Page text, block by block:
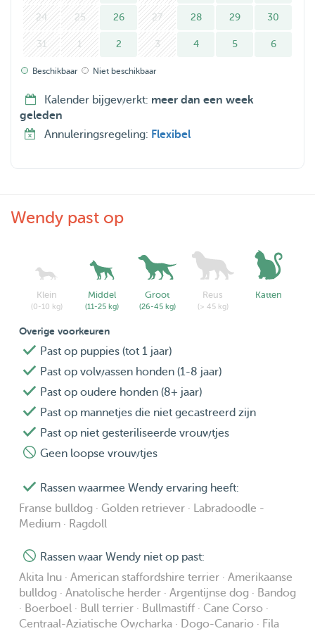
24 25 26 27 28 29 30
31 1 2 3 4 5 6
Beschikbaar Niet beschikbaar
Kalender bijgewerkt: meer dan een week
geleden
Annuleringsregeling: Flexibel
Wendy past op
Klein
(0-10 kg)
Middel
(11-25 kg)
Groot
(26-45 kg)
Reus
(> 45 kg)
Katten
Overige voorkeuren
Past op puppies (tot 1 jaar)
Past op volwassen honden (1-8 jaar)
Past op oudere honden (8+ jaar)
Past op mannetjes die niet gecastreerd zijn
Past op niet gesteriliseerde vrouwtjes
Geen loopse vrouwtjes
Rassen waarmee Wendy ervaring heeft:
Franse bulldog · Golden retriever · Labradoodle -
Medium · Ragdoll
Rassen waar Wendy niet op past:
Akita Inu · American staffordshire terrier · Amerikaanse
bulldog · Anatolische herder · Argentijnse dog · Bandog
· Boerboel · Bull terrier · Bullmastiff · Cane Corso ·
Centraal-Aziatische Owcharka · Dogo-Canario · Fila